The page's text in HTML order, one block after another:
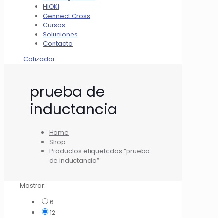
HIOKI
Gennect Cross
Cursos
Soluciones
Contacto
Cotizador
prueba de
inductancia
Home
Shop
Productos etiquetados “prueba
de inductancia”
Mostrar:
6
12